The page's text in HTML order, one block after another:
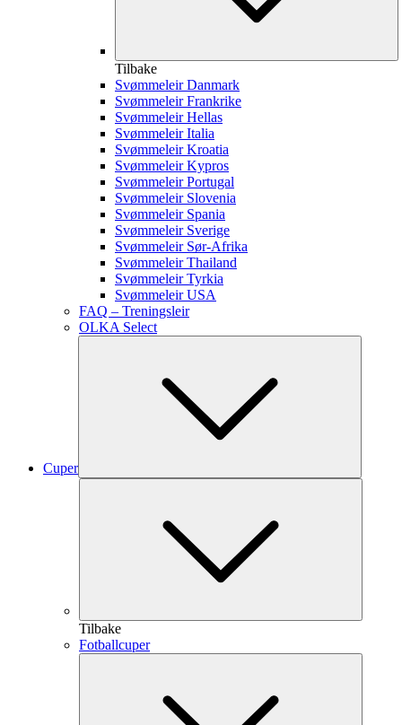
Tilbake
Svømmeleir Danmark
Svømmeleir Frankrike
Svømmeleir Hellas
Svømmeleir Italia
Svømmeleir Kroatia
Svømmeleir Kypros
Svømmeleir Portugal
Svømmeleir Slovenia
Svømmeleir Spania
Svømmeleir Sverige
Svømmeleir Sør-Afrika
Svømmeleir Thailand
Svømmeleir Tyrkia
Svømmeleir USA
FAQ – Treningsleir
OLKA Select
Cuper
Tilbake
Fotballcuper